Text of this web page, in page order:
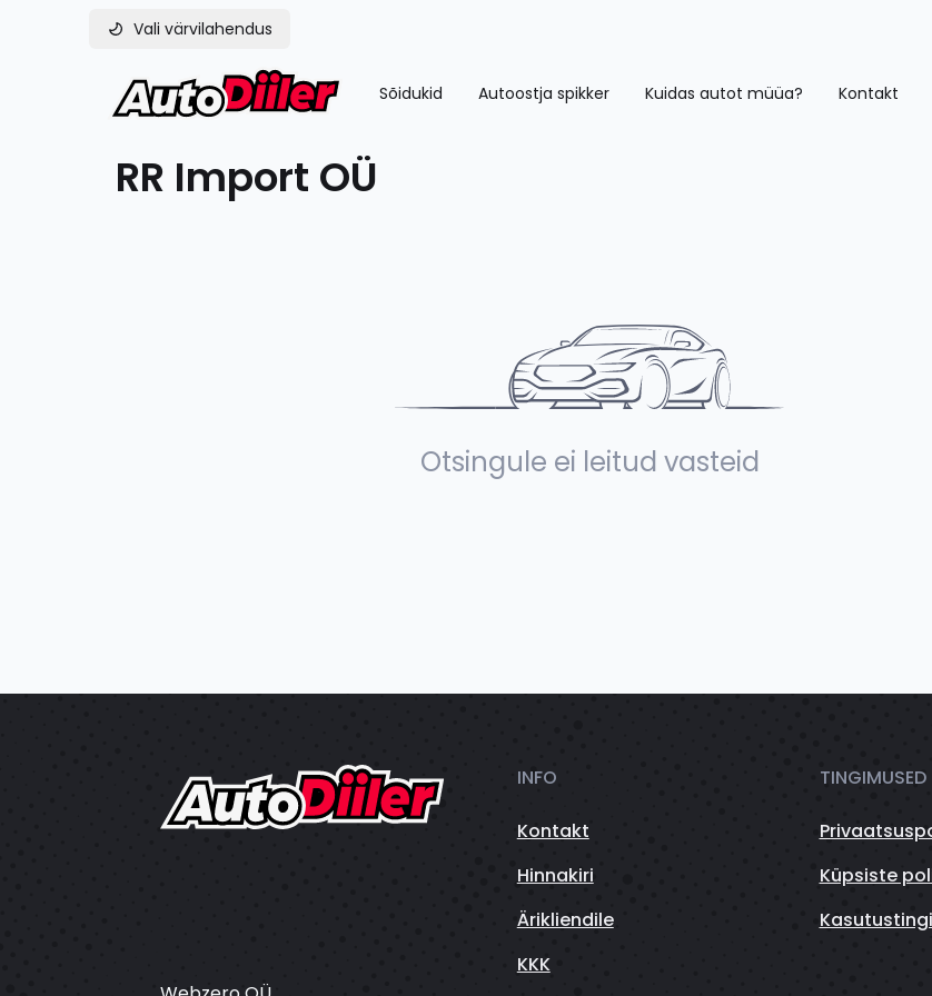
Vali värvilahendus
Sõidukid Autoostja spikker Kuidas autot müüa? Kontakt
RR Import OÜ
Otsingule ei leitud vasteid
INFO
Kontakt
Hinnakiri
Ärikliendile
KKK
TINGIMUSED
Küpsiste